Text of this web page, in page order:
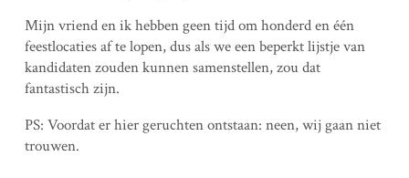
Mijn vriend en ik hebben geen tijd om honderd en één
feestlocaties af te lopen, dus als we een beperkt lijstje van
kandidaten zouden kunnen samenstellen, zou dat
fantastisch zijn.
PS: Voordat er hier geruchten ontstaan: neen, wij gaan niet
trouwen.